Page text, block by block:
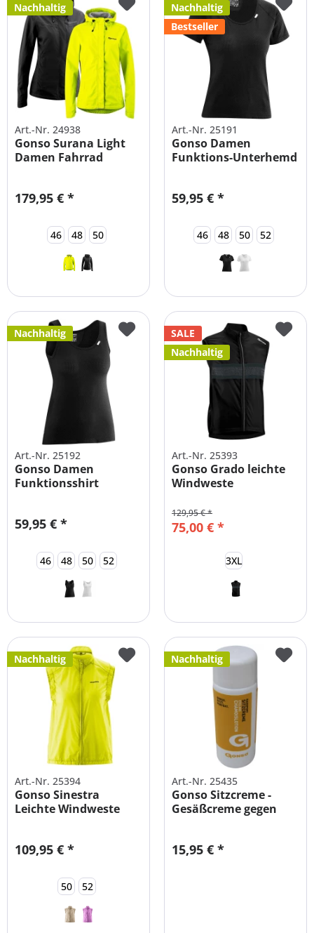
Nachhaltig
Art.-Nr. 24938
Gonso Surana Light
Damen Fahrrad
179,95 € *
46 48 50
Nachhaltig
Bestseller
Art.-Nr. 25191
Gonso Damen
Funktions-Unterhemd
59,95 € *
46 48 50 52
Nachhaltig
Art.-Nr. 25192
Gonso Damen
Funktionsshirt
59,95 € *
46 48 50 52
SALE
Nachhaltig
Art.-Nr. 25393
Gonso Grado leichte
Windweste
75,00 € *
129,95 € *
3XL
Nachhaltig
Art.-Nr. 25394
Gonso Sinestra
Leichte Windweste
109,95 € *
50 52
Nachhaltig
Art.-Nr. 25435
Gonso Sitzcreme -
Gesäßcreme gegen
15,95 € *